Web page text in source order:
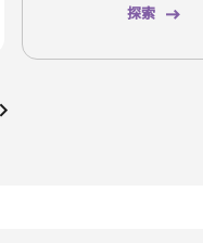
探索
下一页